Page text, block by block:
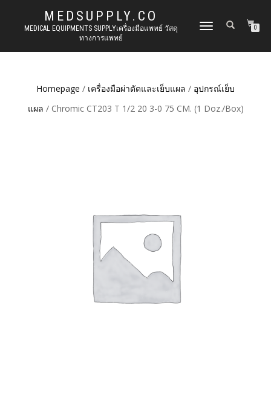
MEDSUPPLY.CO
MEDICAL EQUIPMENTS SUPPLYเครื่องมือแพทย์ วัสดุ
ทางการแพทย์
TOGGLE
0
Homepage / เครื่องมือผ่าตัดและเย็บแผล / อุปกรณ์เย็บ
แผล / Chromic CT203 T 1/2 20 3-0 75 CM. (1 Doz./Box)